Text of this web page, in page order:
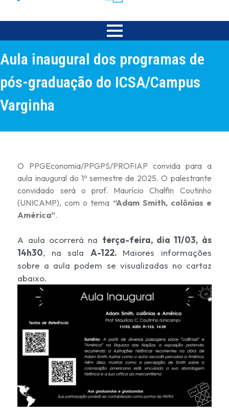
Aula inaugural dos programas de
pós-graduação do ICSA/Campus
Varginha
O PPGEconomia/PPGPS/PROFIAP convida para a
aula inaugural do 1º semestre de 2025. O palestrante
convidado será o prof. Maurício Chalfin Coutinho
(UNICAMP), com o tema “Adam Smith, colônias e
América”.
A aula ocorrerá na terça-feira, dia 11/03, às
14h30, na sala A-122. Maiores informações
sobre a aula podem se visualizadas no cartaz
abaixo.